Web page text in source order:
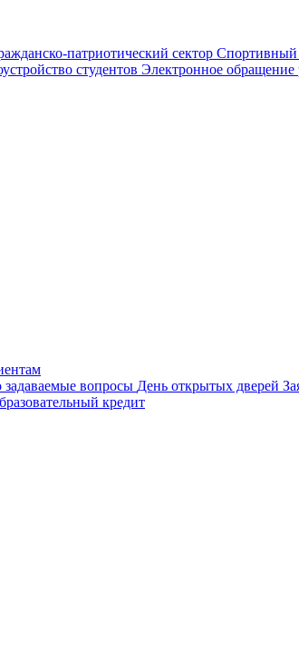
патриотический сектор Спортивный
студентов Электронное обращение
задаваемые вопросы День открытых дверей
кредит